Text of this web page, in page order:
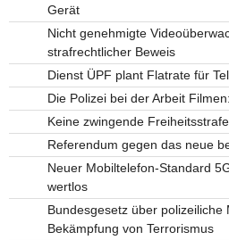
Gerät
Nicht genehmigte
strafrechtlicher Beweis
Dienst ÜPF plant Flatrate für
Die Polizei bei der Arbeit
Keine zwingende
Referendum gegen das neue
Neuer Mobiltelefon-Standard
wertlos
Bundesgesetz über polizeiliche
Bekämpfung von Terrorismus